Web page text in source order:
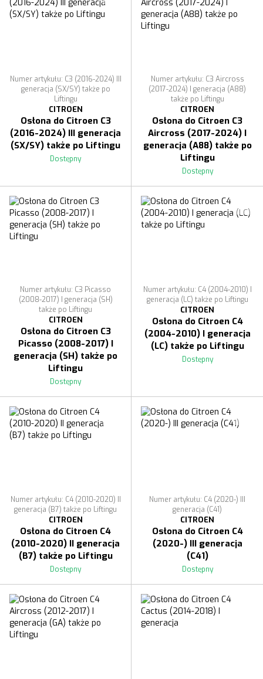
Numer artykułu: C3 (2016-2024) III
generacja (SX/SY) także po
Liftingu
CITROEN
Osłona do Citroen C3
(2016-2024) III generacja
(SX/SY) także po Liftingu
Dostępny
Numer artykułu: C3 Aircross
(2017-2024) I generacja (A88)
także po Liftingu
CITROEN
Osłona do Citroen C3
Aircross (2017-2024) I
generacja (A88) także po
Liftingu
Dostępny
Numer artykułu: C3 Picasso
(2008-2017) I generacja (SH)
także po Liftingu
CITROEN
Osłona do Citroen C3
Picasso (2008-2017) I
generacja (SH) także po
Liftingu
Dostępny
Numer artykułu: C4 (2004-2010) I
generacja (LC) także po Liftingu
CITROEN
Osłona do Citroen C4
(2004-2010) I generacja
(LC) także po Liftingu
Dostępny
Numer artykułu: C4 (2010-2020) II
generacja (B7) także po Liftingu
CITROEN
Osłona do Citroen C4
(2010-2020) II generacja
(B7) także po Liftingu
Dostępny
Numer artykułu: C4 (2020-) III
generacja (C41)
CITROEN
Osłona do Citroen C4
(2020-) III generacja
(C41)
Dostępny